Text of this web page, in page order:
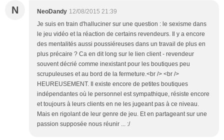
N NeoDandy 12/08/2015 21:39
Je suis en train d'halluciner sur une question : le sexisme dans
le jeu vidéo et la réaction de certains revendeurs. Il y a encore
des mentalités aussi poussiéreuses dans un travail de plus en
plus précaire ? Ca en dit long sur le lien client - revendeur
souvent décrié comme inexistant pour les boutiques peu
scrupuleuses et au bord de la fermeture.<br /> <br />
HEUREUSEMENT. Il existe encore de petites boutiques
indépendantes où le personnel est sympathique, résiste encore
et toujours à leurs clients en ne les jugeant pas à ce niveau.
Mais en rigolant de leur genre de jeu. Et en partageant sur une
passion supposée nous réunir ... :/